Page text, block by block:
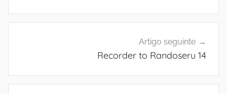
Artigo seguinte
Recorder to Randoseru 14